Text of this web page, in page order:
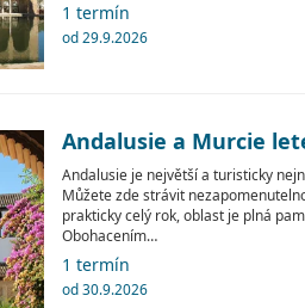
1 termín
od 29.9.2026
Andalusie a Murcie
Andalusie je největší a turisticky
Můžete zde strávit
prakticky celý rok, oblast je plná
Obohacením…
1 termín
od 30.9.2026